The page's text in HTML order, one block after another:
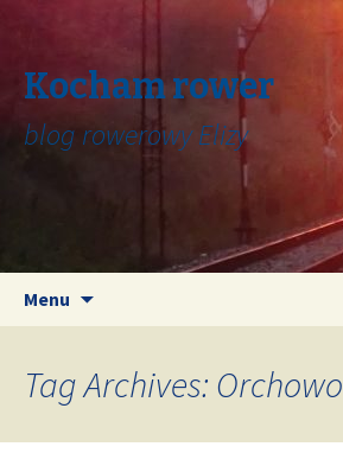
Kocham rower
blog rowerowy Elizy
Menu
Tag Archives: Orchowo